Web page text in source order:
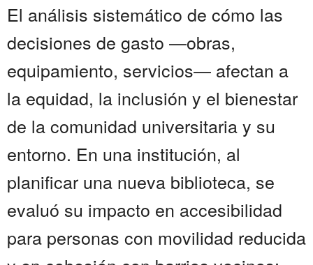
El análisis sistemático de cómo las
decisiones de gasto —obras,
equipamiento, servicios— afectan a
la equidad, la inclusión y el bienestar
de la comunidad universitaria y su
entorno. En una institución, al
planificar una nueva biblioteca, se
evaluó su impacto en accesibilidad
para personas con movilidad reducida